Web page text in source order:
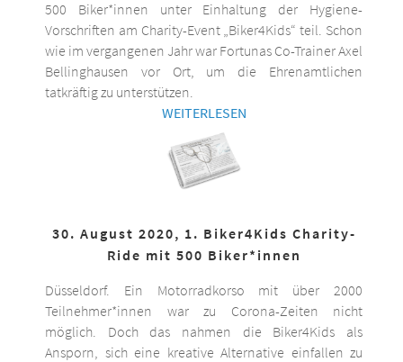
500 Biker*innen unter Einhaltung der Hygiene-
Vorschriften am Charity-Event „Biker4Kids“ teil. Schon
wie im vergangenen Jahr war Fortunas Co-Trainer Axel
Bellinghausen vor Ort, um die Ehrenamtlichen
tatkräftig zu unterstützen.
WEITERLESEN
30. August 2020, 1. Biker4Kids Charity-
Ride mit 500 Biker*innen
Düsseldorf. Ein Motorradkorso mit über 2000
Teilnehmer*innen war zu Corona-Zeiten nicht
möglich. Doch das nahmen die Biker4Kids als
Ansporn, sich eine kreative Alternative einfallen zu